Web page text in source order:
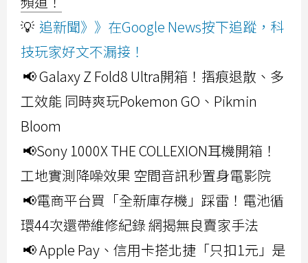
💡 追新聞》》在Google News按下追蹤，科
技玩家好文不漏接！
📢 Galaxy Z Fold8 Ultra開箱！摺痕退散、多
工效能 同時爽玩Pokemon GO、Pikmin
Bloom
📢Sony 1000X THE COLLEXION耳機開箱！
工地實測降噪效果 空間音訊秒置身電影院
📢電商平台買「全新庫存機」踩雷！電池循
環44次還帶維修紀錄 網揭無良賣家手法
📢 Apple Pay、信用卡搭北捷「只扣1元」是